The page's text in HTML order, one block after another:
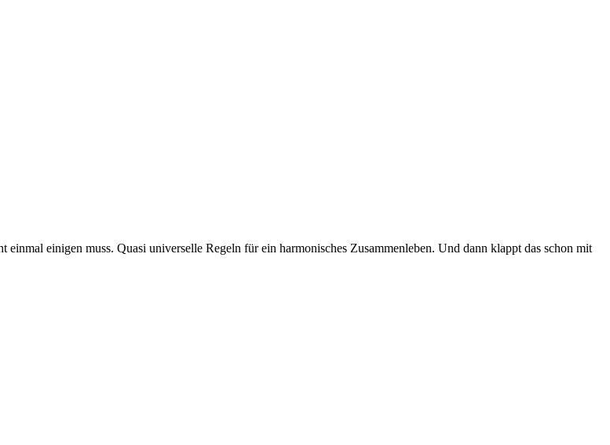
einigen muss. Quasi universelle Regeln für ein harmonisches Zusammenleben. Und dann klappt das schon mit